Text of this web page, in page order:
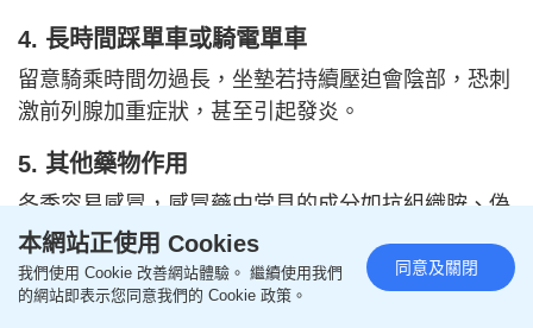
4. 長時間踩單車或騎電單車
留意騎乘時間勿過長，坐墊若持續壓迫會陰部，恐刺
激前列腺加重症狀，甚至引起發炎。
5. 其他藥物作用
冬季容易感冒，感冒藥中常見的成分如抗組織胺、偽
麻黃素等，會使前列腺和膀胱出口的平滑肌收縮，增
加排尿阻力，出現排尿困難的情形，嚴重還可能出現
急性尿滯留，須要到醫院導尿。
本網站正使用 Cookies
我們使用 Cookie 改善網站體驗。 繼續使用我們
的網站即表示您同意我們的 Cookie 政策。
同意及關閉